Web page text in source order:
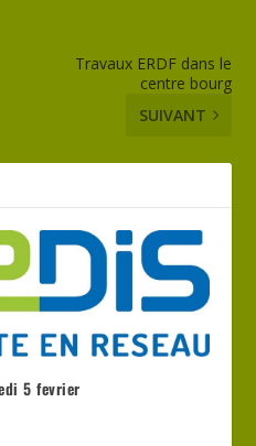
Travaux ERDF dans le
centre bourg
SUIVANT
5 fevrier